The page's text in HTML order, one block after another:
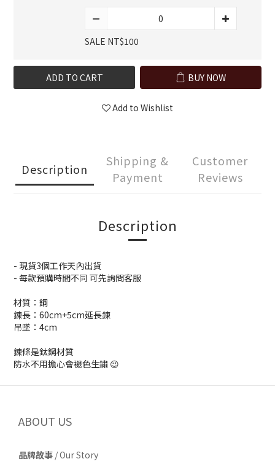
SALE NT$100
ADD TO CART BUY NOW
Add to Wishlist
Description
Shipping &
Payment
Customer
Reviews
Description
- 現貨3個工作天內出貨
- 每款預購時間不同 可先詢問客服
材質：鋼
鍊長：60cm+5cm延長鍊
吊墜：4cm
鍊條是鈦鋼材質
防水不用擔心會褪色生鏽 😉
ABOUT US
品牌故事 /Our Story